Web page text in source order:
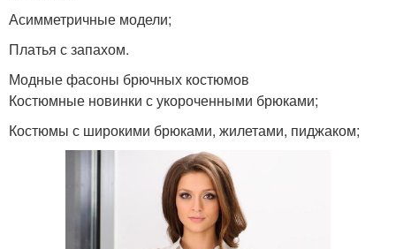
Асимметричные модели;
Платья с запахом.
Модные фасоны брючных костюмов
Костюмные новинки с укороченными брюками;
Костюмы с широкими брюками, жилетами, пиджаком;